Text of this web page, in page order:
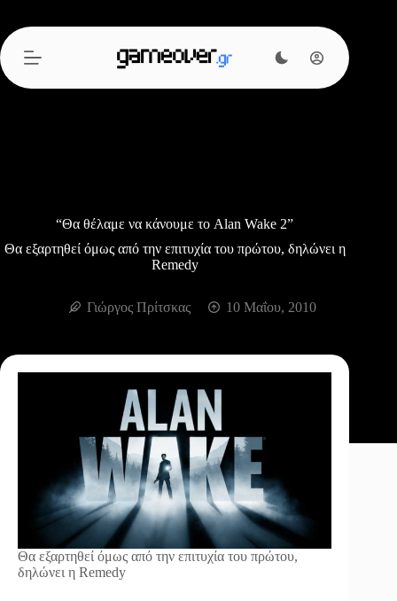
περιεχόμενο
“Θα θέλαμε να κάνουμε το Alan Wake 2”
Θα εξαρτηθεί όμως από την επιτυχία του πρώτου, δηλώνει η
Remedy
Γιώργος Πρίτσκας 10 Μαΐου, 2010
Θα εξαρτηθεί όμως από την επιτυχία του πρώτου,
δηλώνει η Remedy